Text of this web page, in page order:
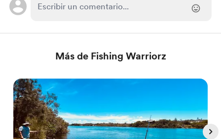
Más de Fishing Warriorz